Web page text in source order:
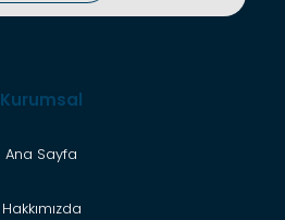
Kurumsal
Ana Sayfa
Hakkımızda